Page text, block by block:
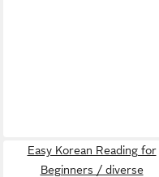
Easy Korean Reading for
Beginners / diverse